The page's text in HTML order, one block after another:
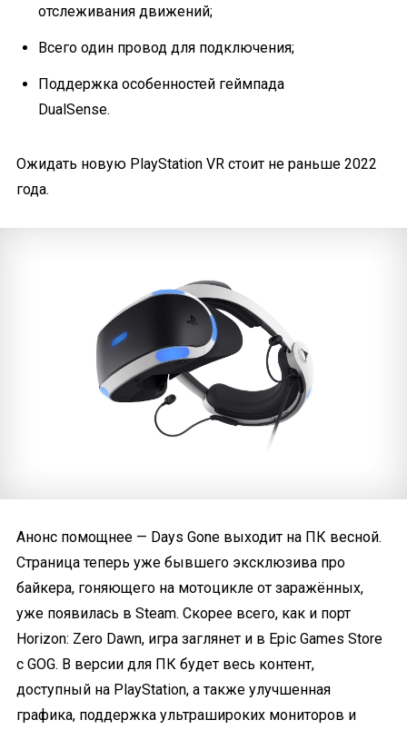
отслеживания движений;
Всего один провод для подключения;
Поддержка особенностей геймпада
DualSense.
Ожидать новую PlayStation VR стоит не раньше 2022
года.
Анонс помощнее — Days Gone выходит на ПК весной.
Страница теперь уже бывшего эксклюзива про
байкера, гоняющего на мотоцикле от заражённых,
уже появилась в Steam. Скорее всего, как и порт
Horizon: Zero Dawn, игра заглянет и в Epic Games Store
с GOG. В версии для ПК будет весь контент,
доступный на PlayStation, а также улучшенная
графика, поддержка ультрашироких мониторов и